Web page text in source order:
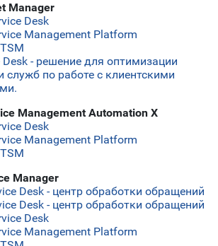
Manager
Desk
Management Platform
Desk - решение для оптимизации
служб по работе с клиентскими
Management Automation X
Desk
Management Platform
Manager
Desk - центр обработки обращений
Desk - центр обработки обращений
Desk
Management Platform